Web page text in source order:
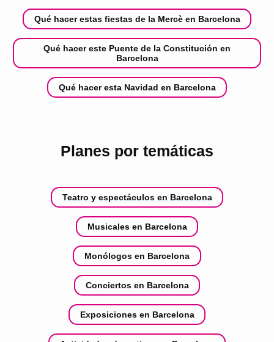
Qué hacer estas fiestas de la Mercè en Barcelona
Qué hacer este Puente de la Constitución en
Barcelona
Qué hacer esta Navidad en Barcelona
Planes por temáticas
Teatro y espectáculos en Barcelona
Musicales en Barcelona
Monólogos en Barcelona
Conciertos en Barcelona
Exposiciones en Barcelona